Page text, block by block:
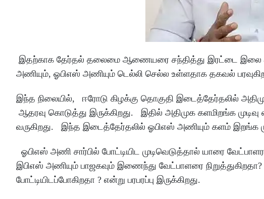
இதற்காக தேர்தல் தலைமை ஆணையரை சந்தித்து இரட்டை இலை
அணியும், ஓபிஎஸ் அணியும் டெல்லி செல்ல உள்ளதாக தகவல்
இந்த நிலையில், ஈரோடு கிழக்கு தொகுதி இடைத்தேர்தலில்
ஆதரவு கொடுத்து இருக்கிறது. இதில் அதிமுக களமிறங்க முடிவு
வருகிறது. இந்த இடைத்தேர்தலில் ஓபிஎஸ் அணியும் களம் இறங்க
ஓபிஎஸ் அணி சார்பில் போட்டியிட முடிவெடுத்தால் யாரை
இபிஎஸ் அணியும் பாஜகவும் இணைந்து வேட்பாளரை
போட்டியிடப்போகிறதா ? என்று பரபரப்பு இருக்கிறது.